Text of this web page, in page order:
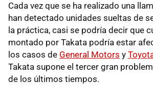
Cada vez que se ha realizado una
han detectado unidades sueltas de
la práctica, casi se podría decir que
montado por Takata podría estar
los casos de General Motors y
Takata supone el tercer gran
de los últimos tiempos.